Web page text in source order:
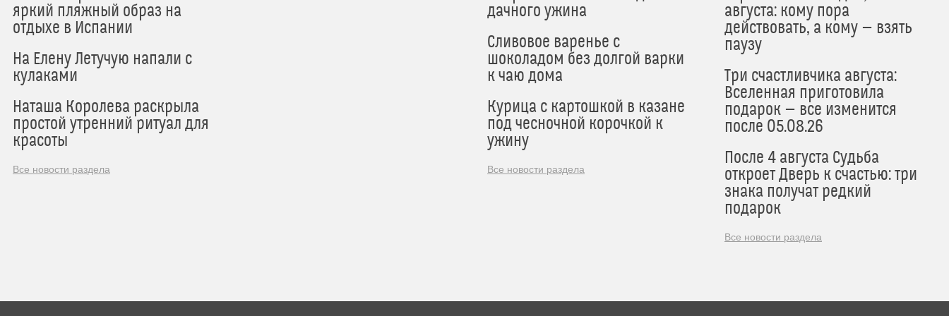
яркий пляжный образ на
отдыхе в Испании
На Елену Летучую напали с
кулаками
Наташа Королева раскрыла
простой утренний ритуал для
красоты
Все новости раздела
дачного ужина
Сливовое варенье с
шоколадом без долгой варки
к чаю дома
Курица с картошкой в казане
под чесночной корочкой к
ужину
Все новости раздела
августа: кому пора
действовать, а кому — взять
паузу
Три счастливчика августа:
Вселенная приготовила
подарок — все изменится
после 05.08.26
После 4 августа Судьба
откроет Дверь к счастью: три
знака получат редкий
подарок
Все новости раздела